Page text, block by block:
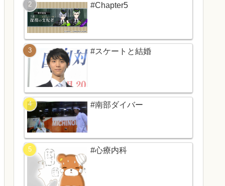
#Chapter5
#スケートと結婚
#南部ダイバー
#心療内科